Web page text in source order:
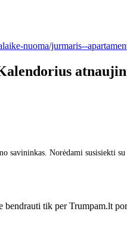
nuoma/jurmaris--
savininkas. Norėdami susisiekti
bendrauti tik per Trumpam.lt